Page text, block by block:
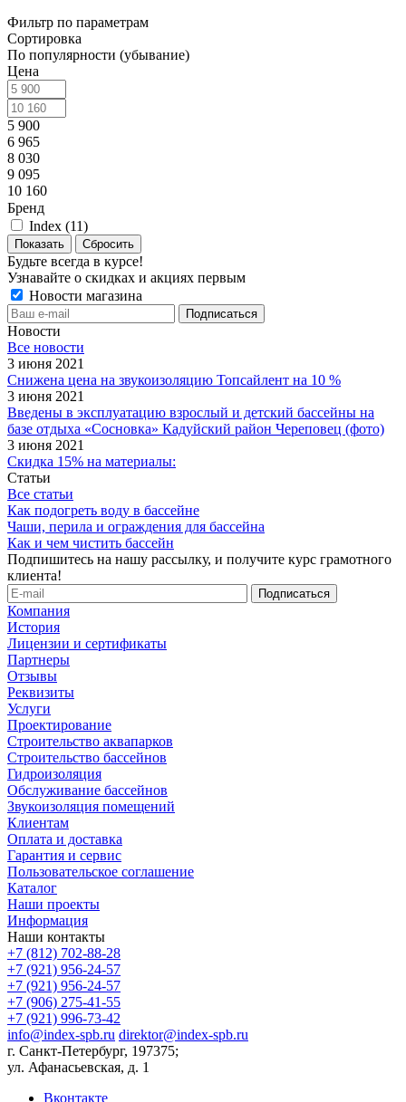
Фильтр по параметрам
Сортировка
По популярности (убывание)
Цена
5 900
6 965
8 030
9 095
10 160
Бренд
Index (11)
Сбросить
Будьте всегда в курсе!
Узнавайте о скидках и акциях первым
Новости магазина
Новости
Все новости
3 июня 2021
Снижена цена на звукоизоляцию Топсайлент на 10 %
3 июня 2021
Введены в эксплуатацию взрослый и детский бассейны на
базе отдыха «Сосновка» Кадуйский район Череповец (фото)
3 июня 2021
Скидка 15% на материалы:
Статьи
Все статьи
Как подогреть воду в бассейне
Чаши, перила и ограждения для бассейна
Как и чем чистить бассейн
Подпишитесь на нашу рассылку, и получите курс грамотного
клиента!
Компания
История
Лицензии и сертификаты
Партнеры
Отзывы
Реквизиты
Услуги
Проектирование
Строительство аквапарков
Строительство бассейнов
Гидроизоляция
Обслуживание бассейнов
Звукоизоляция помещений
Клиентам
Оплата и доставка
Гарантия и сервис
Пользовательское соглашение
Каталог
Наши проекты
Информация
Наши контакты
+7 (812) 702-88-28
+7 (921) 956-24-57
+7 (921) 956-24-57
+7 (906) 275-41-55
+7 (921) 996-73-42
info@index-spb.ru direktor@index-spb.ru
г. Санкт-Петербург, 197375;
ул. Афанасьевская, д. 1
Вконтакте